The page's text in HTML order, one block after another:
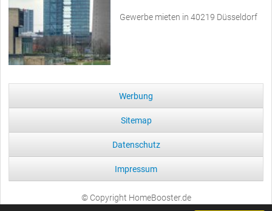
Gewerbe mieten in 40219 Düsseldorf
Werbung
Sitemap
Datenschutz
Impressum
© Copyright HomeBooster.de